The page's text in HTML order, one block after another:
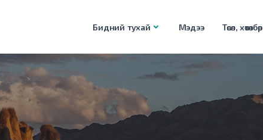
Бидний тухай Мэдээ Төсөл, хөтөлбөр